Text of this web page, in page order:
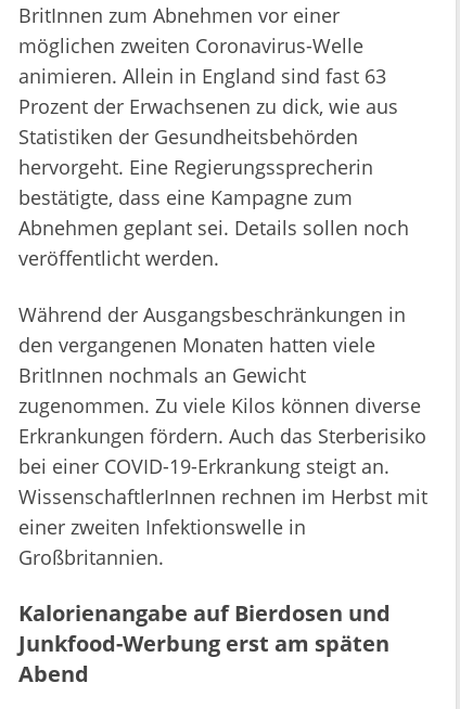
BritInnen zum Abnehmen vor einer
möglichen zweiten Coronavirus-Welle
animieren. Allein in England sind fast 63
Prozent der Erwachsenen zu dick, wie aus
Statistiken der Gesundheitsbehörden
hervorgeht. Eine Regierungssprecherin
bestätigte, dass eine Kampagne zum
Abnehmen geplant sei. Details sollen noch
veröffentlicht werden.
Während der Ausgangsbeschränkungen in
den vergangenen Monaten hatten viele
BritInnen nochmals an Gewicht
zugenommen. Zu viele Kilos können diverse
Erkrankungen fördern. Auch das Sterberisiko
bei einer COVID-19-Erkrankung steigt an.
WissenschaftlerInnen rechnen im Herbst mit
einer zweiten Infektionswelle in
Großbritannien.
Kalorienangabe auf Bierdosen und
Junkfood-Werbung erst am späten
Abend